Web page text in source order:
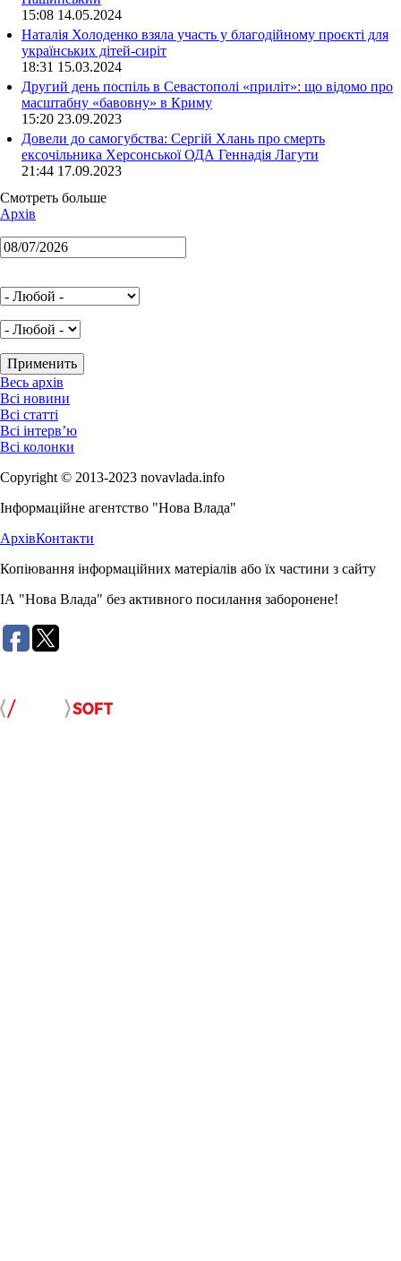
15:08 14.05.2024
Наталія Холоденко взяла участь у благодійному проєкті для
українських дітей-сиріт
18:31 15.03.2024
Другий день поспіль в Севастополі «приліт»: що відомо про
масштабну «бавовну» в Криму
15:20 23.09.2023
Довели до самогубства: Сергій Хлань про смерть
ексочільника Херсонської ОДА Геннадія Лагути
21:44 17.09.2023
Смотреть больше
Архів
Весь архів
Всі новини
Всі статті
Всі інтерв’ю
Всі колонки
Copyright © 2013-2023 novavlada.info
Інформаційне агентство "Нова Влада"
АрхівКонтакти
Копіювання інформаційних матеріалів або їх частини з сайту
ІА "Нова Влада" без активного посилання заборонене!